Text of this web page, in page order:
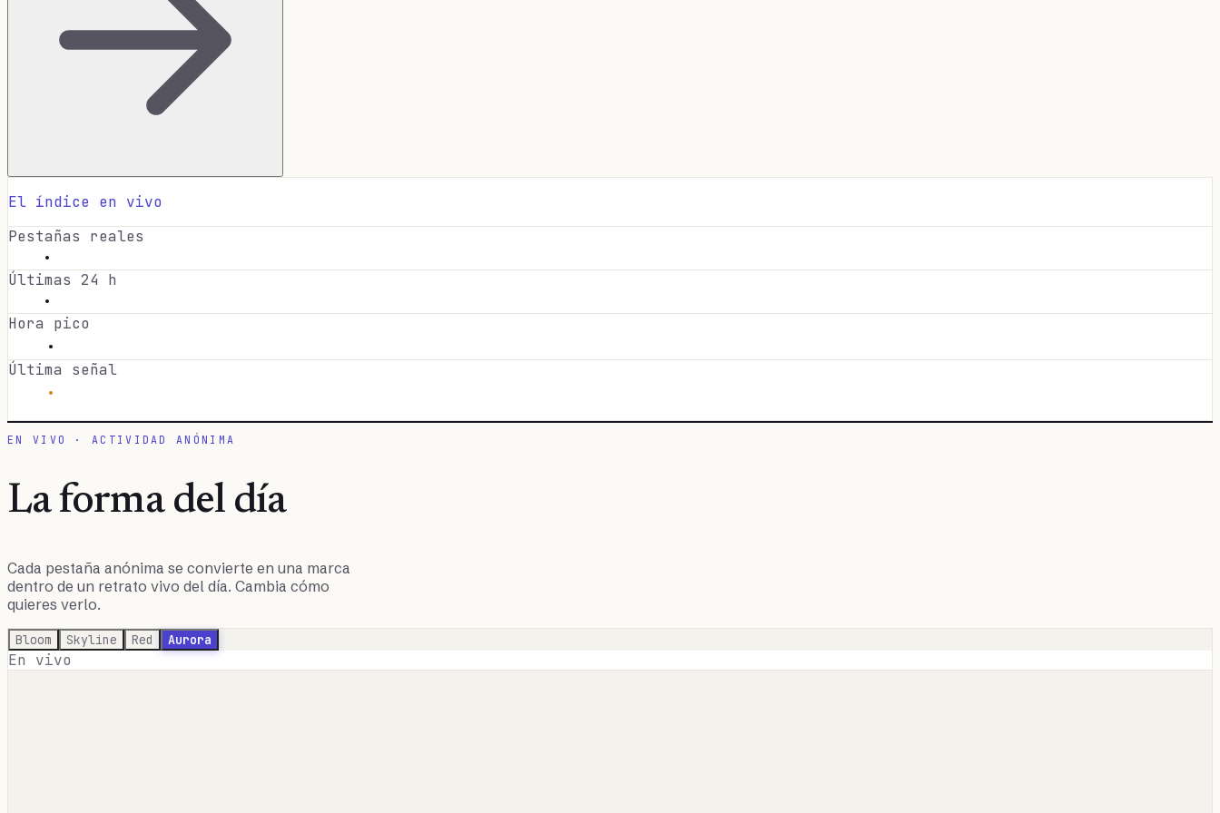
El índice en vivo
Pestañas reales
·
Últimas 24 h
·
Hora pico
·
Última señal
·
EN VIVO · ACTIVIDAD ANÓNIMA
La forma del día
Cada pestaña anónima se convierte en una marca
dentro de un retrato vivo del día. Cambia cómo
quieres verlo.
Bloom Skyline Red Aurora
En vivo